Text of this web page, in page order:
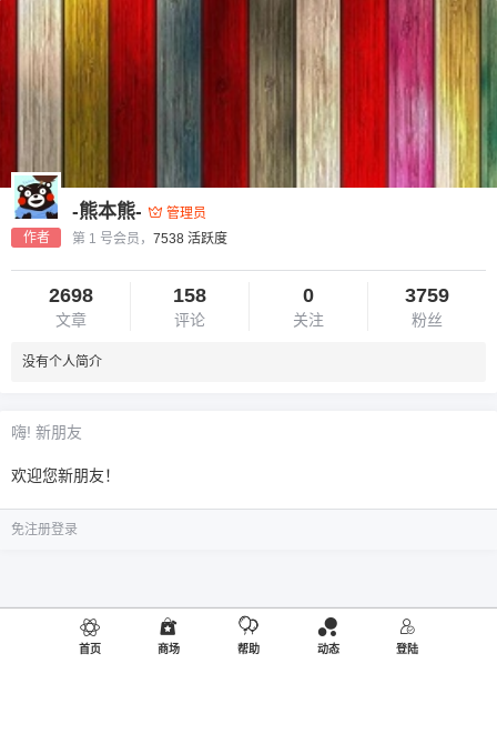
作者
-熊本熊-
管理员
第 1 号会员， 7538 活跃度
2698
文章
158
评论
0
关注
3759
粉丝
没有个人简介
嗨! 新朋友
欢迎您新朋友！
免注册登录
首页 商场 帮助 动态 登陆